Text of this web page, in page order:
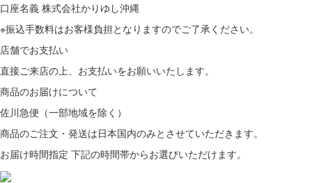
口座名義 株式会社かりゆし沖縄
※振込手数料はお客様負担となりますのでご了承ください。
店舗でお支払い
直接ご来店の上、 お支払いをお願いいたします。
商品のお届けについて
佐川急便（一部地域を除く）
商品のご注文・発送は日本国内のみとさせていただきます。
お届け時間指定 下記の時間帯からお選びいただけます。